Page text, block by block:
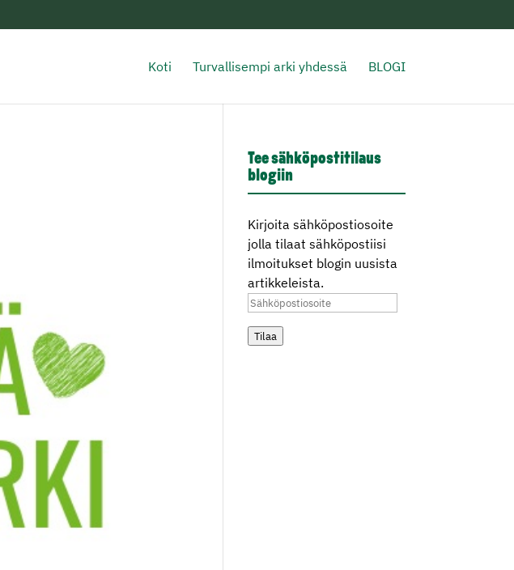
Koti Turvallisempi arki yhdessä BLOGI
Tee sähköpostitilaus
blogiin
Kirjoita sähköpostiosoite
jolla tilaat sähköpostiisi
ilmoitukset blogin uusista
artikkeleista.
Sähköpostiosoite
Tilaa